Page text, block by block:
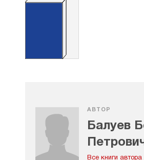
жизни, наук и общений) — 10
▪ Примечания — 384
Заключение — 389
▪ Примечания — 406
Именной указатель — 408
АВТОР
Балуев
Все книги автора